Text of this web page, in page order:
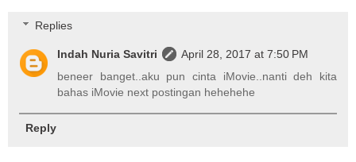
Replies
Indah Nuria Savitri
April 28, 2017 at 7:50 PM
beneer banget..aku pun cinta iMovie..nanti deh kita
bahas iMovie next postingan hehehehe
Reply